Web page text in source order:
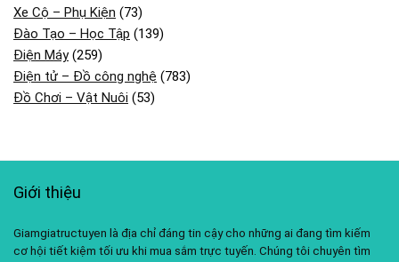
Xe Cộ – Phụ Kiện (73)
Đào Tạo – Học Tập (139)
Điện Máy(259)
Điện tử – Đồ công nghệ (783)
Đồ Chơi – Vật Nuôi (53)
Giới thiệu
Giamgiatructuyen là địa chỉ đáng tin cậy cho những ai đang tìm kiếm
cơ hội tiết kiệm tối ưu khi mua sắm trực tuyến. Chúng tôi chuyên tìm